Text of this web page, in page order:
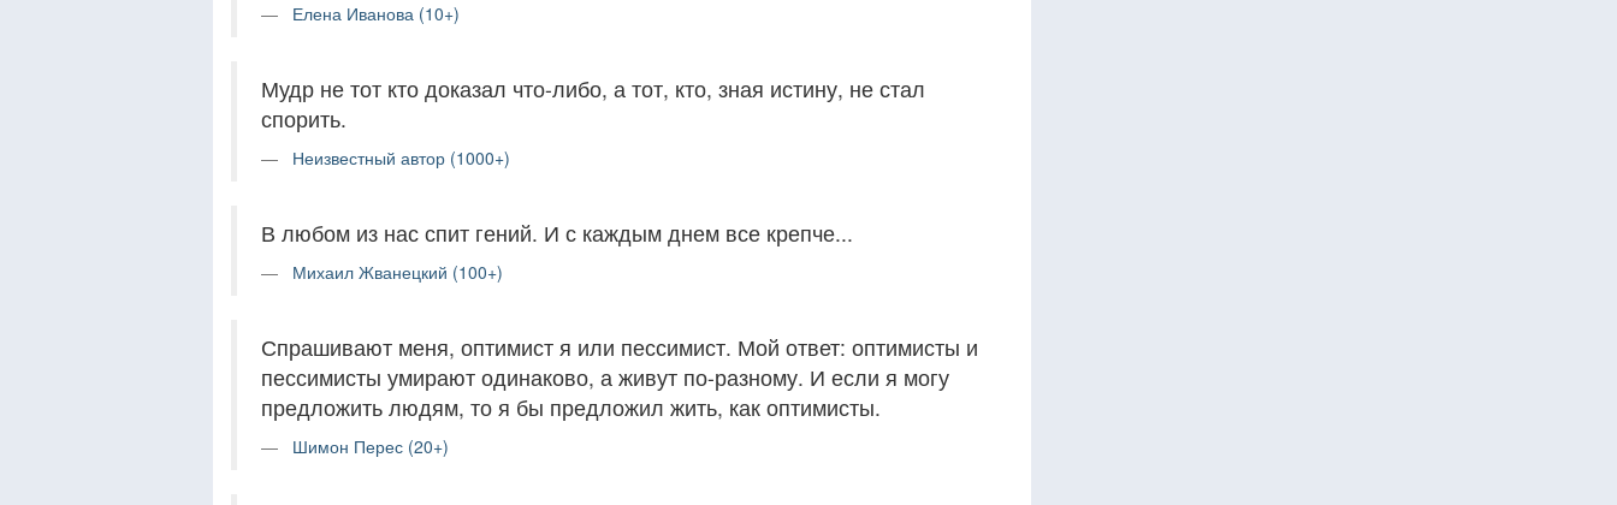
Елена Иванова (10+)
Мудр не тот кто доказал что-либо, а тот, кто, зная истину, не стал
спорить.
Неизвестный автор (1000+)
В любом из нас спит гений. И с каждым днем все крепче...
Михаил Жванецкий (100+)
Спрашивают меня, оптимист я или пессимист. Мой ответ: оптимисты и
пессимисты умирают одинаково, а живут по-разному. И если я могу
предложить людям, то я бы предложил жить, как оптимисты.
Шимон Перес (20+)